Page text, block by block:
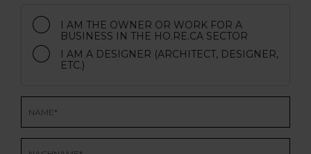
I AM THE OWNER OR WORK FOR A
BUSINESS IN THE HO.RE.CA SECTOR
I AM A DESIGNER (ARCHITECT, DESIGNER,
ETC.)